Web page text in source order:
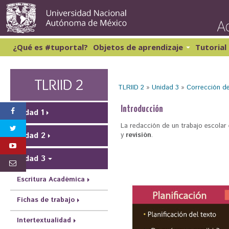
¿Qué es #tuportal? Objetos de aprendizaje
Lectura y Redacción 3
Lectura y Redacción 4
Inglés 1
Matemáticas 2
Tutorial
e
e
TLRIID 2 »Unidad 3 »Corrección
Introducción
La redacción de un trabajo
y revisión.
TLRIID 2
Unidad 1
Unidad 2
Unidad 3
Escritura Académica
Fichas de trabajo
Intertextualidad